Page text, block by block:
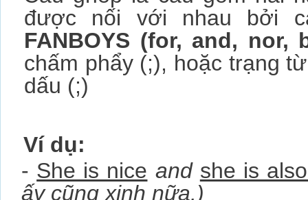
được nối với nhau bởi
FANBOYS (for, and, nor,
chấm phẩy (;), hoặc trạng từ
dấu (;)
Ví dụ:
- She is nice and she is
ấy cũng xinh nữa.)